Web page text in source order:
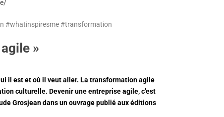
#whatinspiresme #transformation
»
il est et où il veut aller. La transformation agile
culturelle. Devenir une entreprise agile, c’est
Grosjean dans un ouvrage publié aux éditions